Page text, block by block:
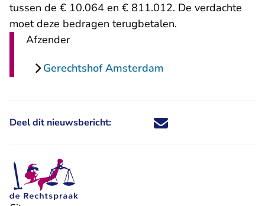
tussen de € 10.064 en € 811.012. De verdachte
moet deze bedragen terugbetalen.
Afzender
Gerechtshof Amsterdam
Deel dit nieuwsbericht: Deel dit nieuwsbericht via X -
Deel dit nieuwsbericht via
Deel dit nieuwsbericht
Deel dit